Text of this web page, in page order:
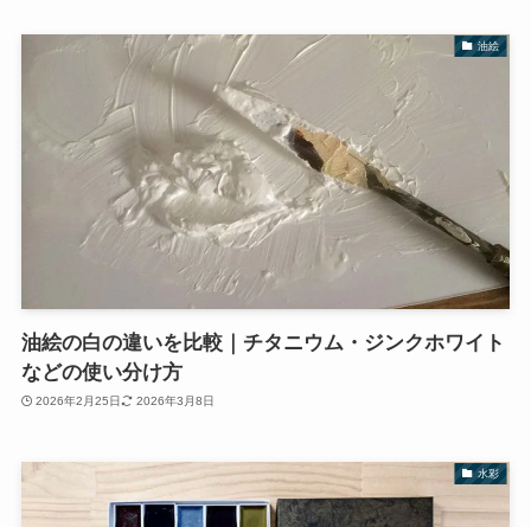
油絵
油絵の白の違いを比較｜チタニウム・ジンクホワイト
などの使い分け方
2026年2月25日 2026年3月8日
水彩